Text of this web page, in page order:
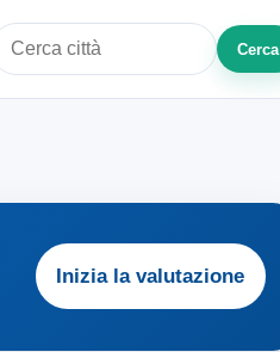
città o zona
Cerca
Inizia la valutazione